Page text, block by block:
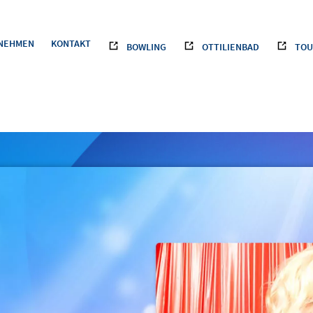
KONTAKT BOWLING OTTILIENBAD